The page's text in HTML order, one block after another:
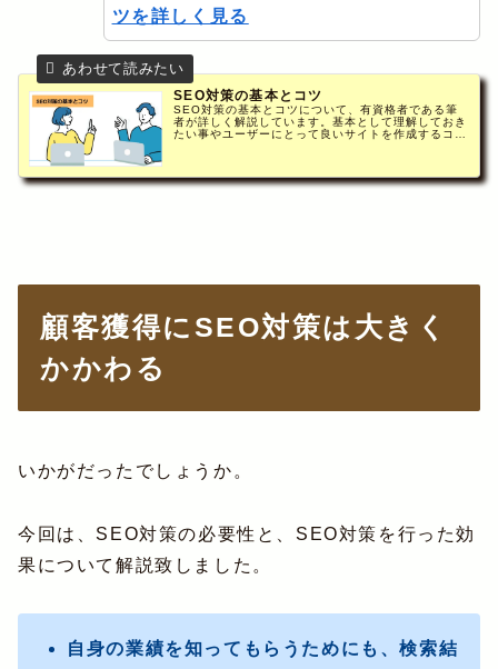
ツを詳しく見る
SEO対策の基本とコツ
SEO対策の基本とコツについて、有資格者である筆
者が詳しく解説しています。基本として理解しておき
たい事やユーザーにとって良いサイトを作成するコ
顧客獲得にSEO対策は大きく
かかわる
いかがだったでしょうか。
今回は、SEO対策の必要性と、SEO対策を行った効
果について解説致しました。
自身の業績を知ってもらうためにも、検索結